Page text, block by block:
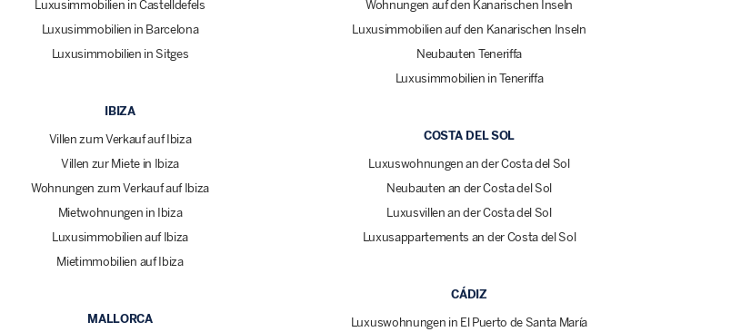
Luxusimmobilien in Castelldefels
Luxusimmobilien in Barcelona
Luxusimmobilien in Sitges
IBIZA
Villen zum Verkauf auf Ibiza
Villen zur Miete in Ibiza
Wohnungen zum Verkauf auf Ibiza
Mietwohnungen in Ibiza
Luxusimmobilien auf Ibiza
Mietimmobilien auf Ibiza
MALLORCA
Wohnungen auf den Kanarischen Inseln
Luxusimmobilien auf den Kanarischen Inseln
Neubauten Teneriffa
Luxusimmobilien in Teneriffa
COSTA DEL SOL
Luxuswohnungen an der Costa del Sol
Neubauten an der Costa del Sol
Luxusvillen an der Costa del Sol
Luxusappartements an der Costa del Sol
CÁDIZ
Luxuswohnungen in El Puerto de Santa María